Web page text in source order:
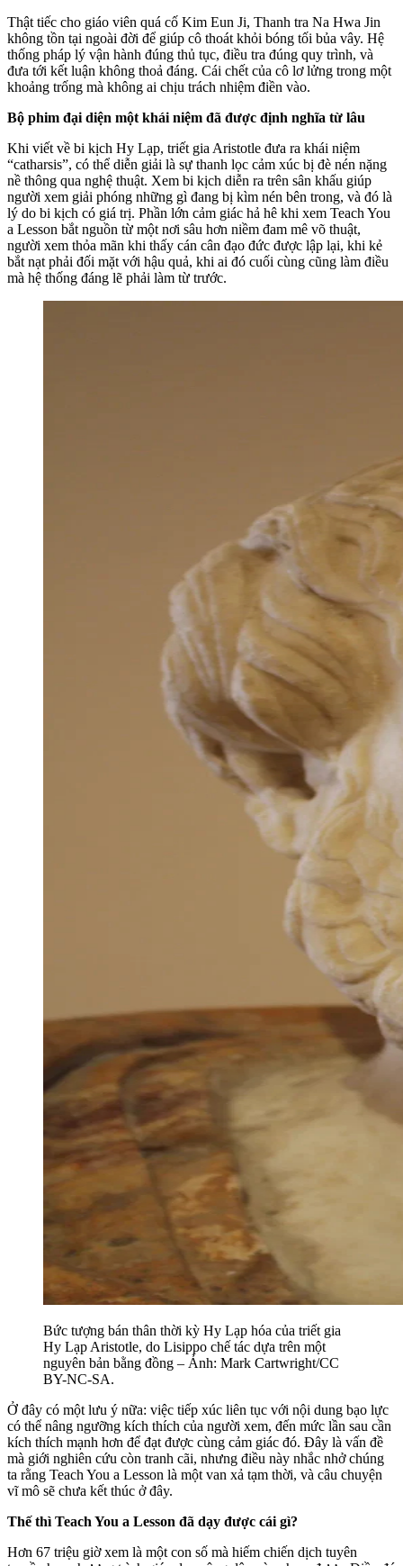
Thật tiếc cho giáo viên quá cố Kim Eun Ji, Thanh tra Na Hwa Jin
không tồn tại ngoài đời để giúp cô thoát khỏi bóng tối bủa vây. Hệ
thống pháp lý vận hành đúng thủ tục, điều tra đúng quy trình, và
đưa tới kết luận không thoả đáng. Cái chết của cô lơ lửng trong một
khoảng trống mà không ai chịu trách nhiệm điền vào.
Bộ phim đại diện một khái niệm đã được định nghĩa từ lâu
Khi viết về bi kịch Hy Lạp, triết gia Aristotle đưa ra khái niệm
“catharsis”, có thể diễn giải là sự thanh lọc cảm xúc bị đè nén nặng
nề thông qua nghệ thuật. Xem bi kịch diễn ra trên sân khấu giúp
người xem giải phóng những gì đang bị kìm nén bên trong, và đó là
lý do bi kịch có giá trị. Phần lớn cảm giác hả hê khi xem Teach You
a Lesson bắt nguồn từ một nơi sâu hơn niềm đam mê võ thuật,
người xem thỏa mãn khi thấy cán cân đạo đức được lập lại, khi kẻ
bắt nạt phải đối mặt với hậu quả, khi ai đó cuối cùng cũng làm điều
mà hệ thống đáng lẽ phải làm từ trước.
Bức tượng bán thân thời kỳ Hy Lạp hóa của triết gia
Hy Lạp Aristotle, do Lisippo chế tác dựa trên một
nguyên bản bằng đồng – Ảnh: Mark Cartwright/CC
BY-NC-SA.
Ở đây có một lưu ý nữa: việc tiếp xúc liên tục với nội dung bạo lực
có thể nâng ngưỡng kích thích của người xem, đến mức lần sau cần
kích thích mạnh hơn để đạt được cùng cảm giác đó. Đây là vấn đề
mà giới nghiên cứu còn tranh cãi, nhưng điều này nhắc nhở chúng
ta rằng Teach You a Lesson là một van xả tạm thời, và câu chuyện
vĩ mô sẽ chưa kết thúc ở đây.
Thế thì Teach You a Lesson đã dạy được cái gì?
Hơn 67 triệu giờ xem là một con số mà hiếm chiến dịch tuyên